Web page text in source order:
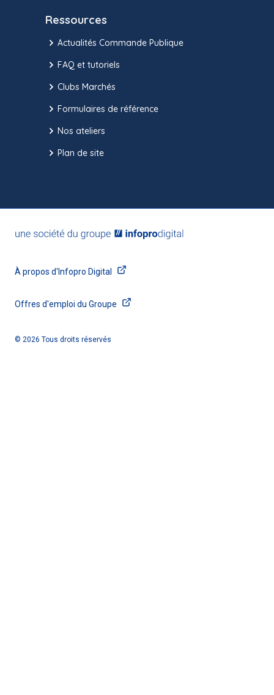
Ressources
Actualités Commande Publique
FAQ et tutoriels
Clubs Marchés
Formulaires de référence
Nos ateliers
Plan de site